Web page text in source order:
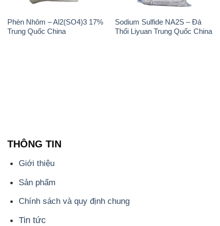
Phèn Nhôm – Al2(SO4)3 17%
Trung Quốc China
Sodium Sulfide NA2S – Đá
Thối Liyuan Trung Quốc China
THÔNG TIN
Giới thiệu
Sản phẩm
Chính sách và quy định chung
Tin tức